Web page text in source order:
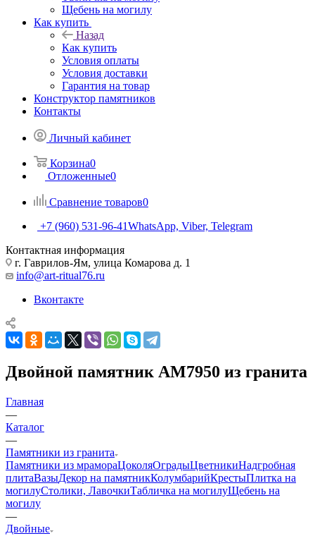
Щебень на могилу
Как купить
Назад
Как купить
Условия оплаты
Условия доставки
Гарантия на товар
Конструктор памятников
Контакты
Личный кабинет
Корзина0
Отложенные0
Сравнение товаров0
+7 (960) 531-96-41WhatsApp, Viber, Telegram
Контактная информация
г. Гаврилов-Ям, улица Комарова д. 1
info@art-ritual76.ru
Вконтакте
Двойной памятник AM7950 из гранита
Главная
—
Каталог
—
Памятники из гранита
Памятники из мрамораЦоколяОградыЦветникиНадгробная
плитаВазыДекор на памятникКолумбарийКрестыПлитка на
могилуСтолики, ЛавочкиТабличка на могилуЩебень на
могилу
—
Двойные